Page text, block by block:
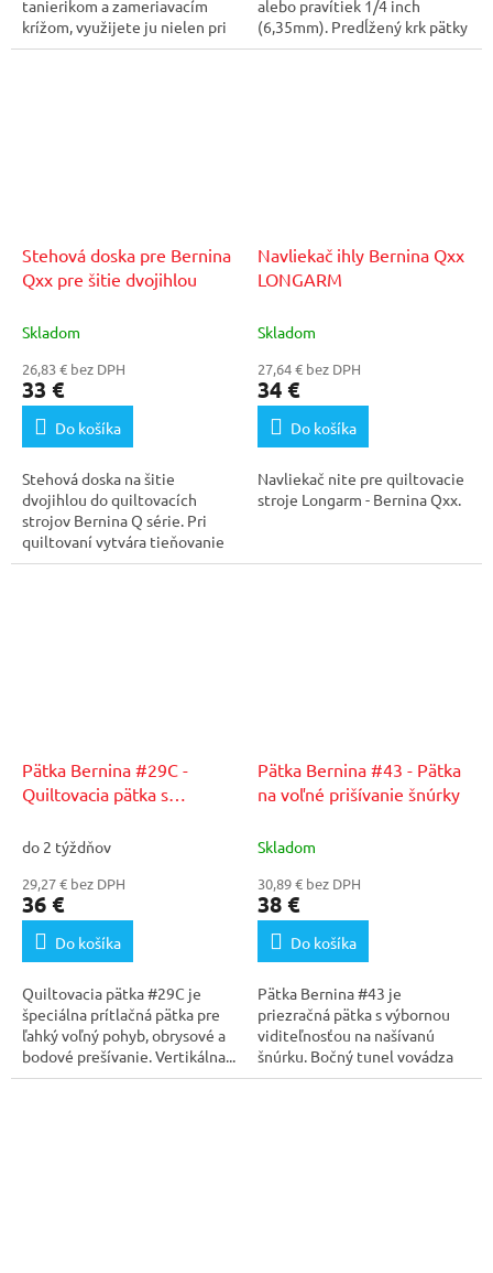
tanierikom a zameriavacím
krížom, využijete ju nielen pri
vyrezávanej...
alebo pravítiek 1/4 inch
(6,35mm). Predĺžený krk pätky
umožňuje...
Stehová doska pre Bernina
Qxx pre šitie dvojihlou
Skladom
26,83 € bez DPH
33 €
Do košíka
Stehová doska na šitie
dvojihlou do quiltovacích
strojov Bernina Q série. Pri
quiltovaní vytvára tieňovanie
stehu a na rubovej...
Navliekač ihly Bernina Qxx
LONGARM
Skladom
27,64 € bez DPH
34 €
Do košíka
Navliekač nite pre quiltovacie
stroje Longarm - Bernina Qxx.
Pätka Bernina #29C -
Quiltovacia pätka s
do 2 týždňov
29,27 € bez DPH
36 €
Do košíka
Quiltovacia pätka #29C je
špeciálna prítlačná pätka pre
ľahký voľný pohyb, obrysové a
bodové prešívanie. Vertikálna...
Pätka Bernina #43 - Pätka
na voľné prišívanie šnúrky
Skladom
30,89 € bez DPH
38 €
Do košíka
Pätka Bernina #43 je
priezračná pätka s výbornou
viditeľnosťou na našívanú
šnúrku. Bočný tunel vovádza
šnúrku priamo pod ihlu a...